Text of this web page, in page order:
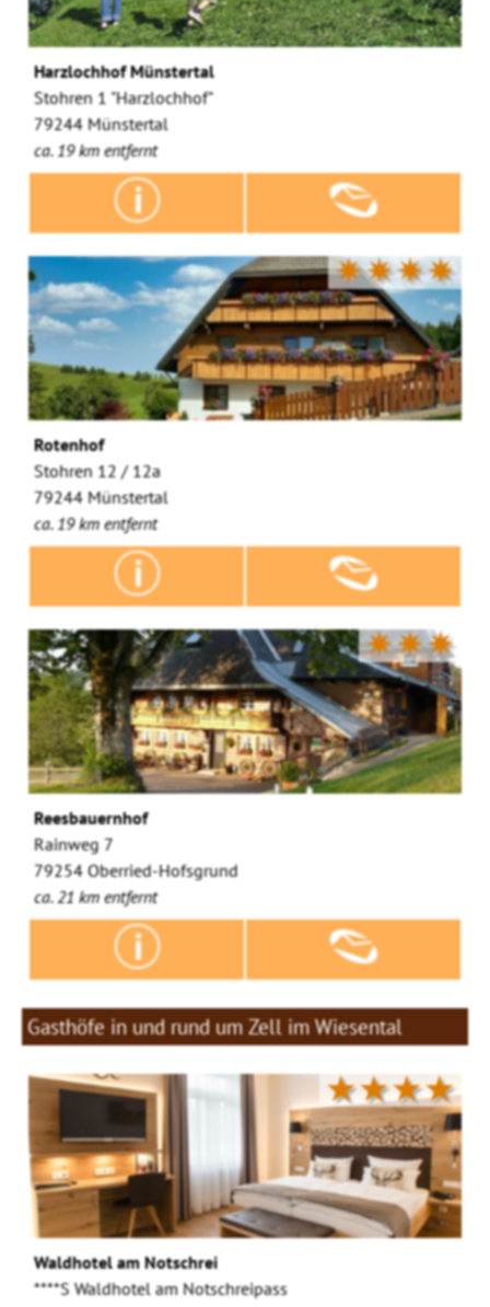
Harzlochhof Münstertal
Stohren 1 "Harzlochhof"
79244 Münstertal
ca. 19 km entfernt
✷✷✷✷
Rotenhof
Stohren 12 / 12a
79244 Münstertal
ca. 19 km entfernt
✷✷✷
Reesbauernhof
Rainweg 7
79254 Oberried-Hofsgrund
ca. 21 km entfernt
Gasthöfe in und rund um Zell im Wiesental
★★★★
Waldhotel am Notschrei
****S Waldhotel am Notschreipass